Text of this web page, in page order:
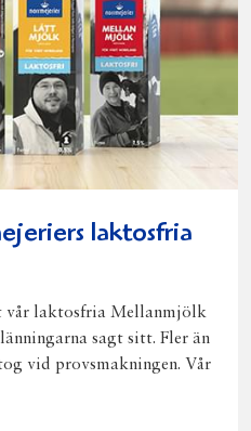
laktosfria
vår laktosfria Mellanmjölk
sagt sitt. Fler än
vid provsmakningen. Vår